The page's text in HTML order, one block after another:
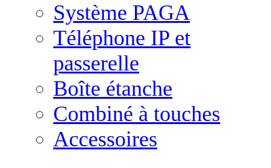
Système PAGA
Téléphone IP et
passerelle
Boîte étanche
Combiné à touches
Accessoires